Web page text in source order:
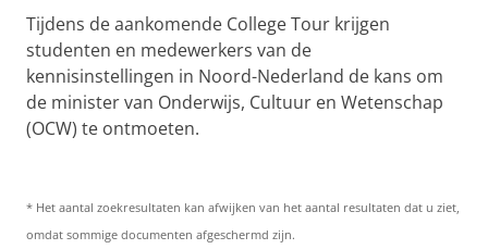
Tijdens de aankomende College Tour krijgen
studenten en medewerkers van de
kennisinstellingen in Noord-Nederland de kans om
de minister van Onderwijs, Cultuur en Wetenschap
(OCW) te ontmoeten.
* Het aantal zoekresultaten kan afwijken van het aantal resultaten dat u ziet,
omdat sommige documenten afgeschermd zijn.